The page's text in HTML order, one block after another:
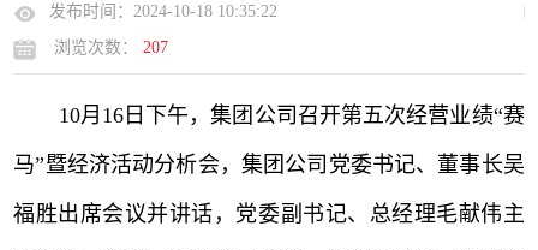
发布时间：2024-10-18 10:35:22
浏览次数：
207
10月16日下午，集团公司召开第五次经营业绩“赛
马”暨经济活动分析会，集团公司党委书记、董事长吴
福胜出席会议并讲话，党委副书记、总经理毛献伟主